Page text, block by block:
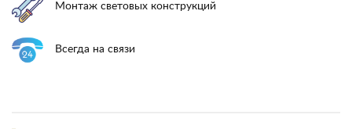
Монтаж световых конструкций
Всегда на связи